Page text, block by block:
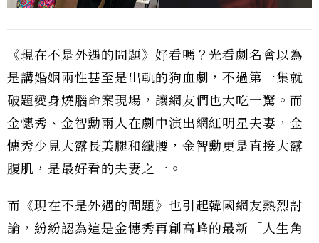
《現在不是外遇的問題》好看嗎？光看劇名會以為
是講婚姻兩性甚至是出軌的狗血劇，不過第一集就
破題變身燒腦命案現場，讓網友們也大吃一驚。而
金憓秀、金智勳兩人在劇中演出網紅明星夫妻，金
憓秀少見大露長美腿和纖腰，金智勳更是直接大露
腹肌，是最好看的夫妻之一。
而《現在不是外遇的問題》也引起韓國網友熱烈討
論，紛紛認為這是金憓秀再創高峰的最新「人生角